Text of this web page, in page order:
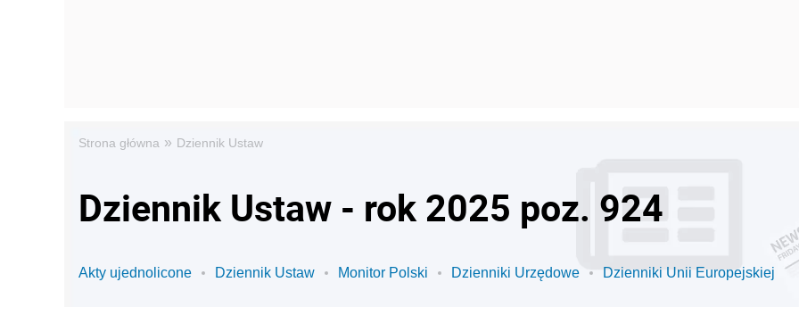
Strona główna » Dziennik Ustaw
Dziennik Ustaw - rok 2025 poz. 924
Akty ujednolicone Dziennik Ustaw Monitor Polski Dzienniki Urzędowe Dzienniki Unii Europejskiej